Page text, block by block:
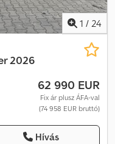
1 / 24
2026
62 990 EUR
Fix ár plusz ÁFA-val
(74 958 EUR bruttó)
Hívás